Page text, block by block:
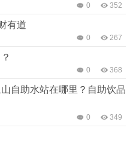
352
0
有道
267
0
368
0
自助水站在哪里？自助饮品
349
0